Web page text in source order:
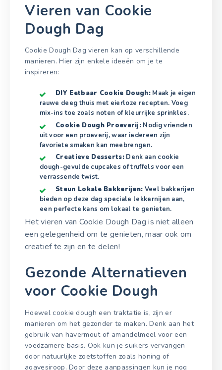
Vieren van Cookie
Dough Dag
Cookie Dough Dag vieren kan op verschillende
manieren. Hier zijn enkele ideeën om je te
inspireren:
DIY Eetbaar Cookie Dough: Maak je eigen
rauwe deeg thuis met eierloze recepten. Voeg
mix-ins toe zoals noten of kleurrijke sprinkles.
Cookie Dough Proeverij: Nodig vrienden
uit voor een proeverij, waar iedereen zijn
favoriete smaken kan meebrengen.
Creatieve Desserts: Denk aan cookie
dough-gevulde cupcakes of truffels voor een
verrassende twist.
Steun Lokale Bakkerijen: Veel bakkerijen
bieden op deze dag speciale lekkernijen aan,
een perfecte kans om lokaal te genieten.
Het vieren van Cookie Dough Dag is niet alleen
een gelegenheid om te genieten, maar ook om
creatief te zijn en te delen!
Gezonde Alternatieven
voor Cookie Dough
Hoewel cookie dough een traktatie is, zijn er
manieren om het gezonder te maken. Denk aan het
gebruik van havermout of amandelmeel voor een
voedzamere basis. Ook kun je suikers vervangen
door natuurlijke zoetstoffen zoals honing of
agavesiroop. Door deze aanpassingen kun je nog